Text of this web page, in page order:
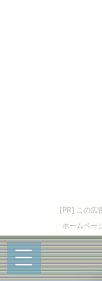
[PR] この広
ホームペー